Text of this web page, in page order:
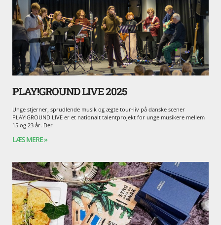
PLAY!GROUND LIVE 2025
Unge stjerner, sprudlende musik og ægte tour-liv på danske scener
PLAY!GROUND LIVE er et nationalt talentprojekt for unge musikere mellem
15 og 23 år. Der
LÆS MERE »